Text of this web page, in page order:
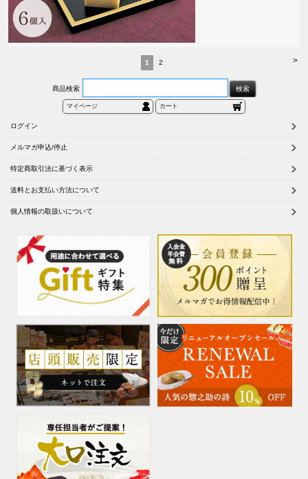
>
1 2
商品検索
マイページ カート
ログイン
メルマガ申込/停止
特定商取引法に基づく表示
送料とお支払い方法について
個人情報の取扱いについて